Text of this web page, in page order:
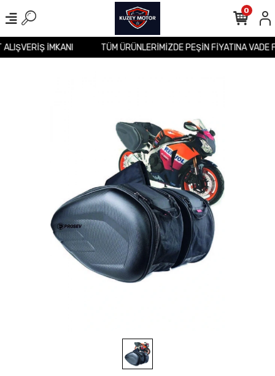
ALIŞVERİŞ İMKANI TÜM ÜRÜNLERİMİZDE PEŞİN FİYATINA
0